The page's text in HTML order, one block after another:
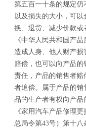
第五百一十条的规定
以及损失的大小，可
换、退货、减少价款或
《中华人民共和国产
造成人身、他人财产
赔偿，也可以向产品
责任，产品的销售者
者追偿。属于产品的
品的生产者有权向产品
《家用汽车产品修理
总局令第43号）第十